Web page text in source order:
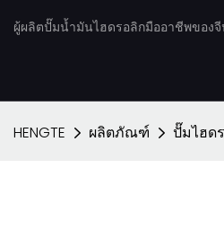
ผู้ผลิตปั๊มน้ำมันไฮดรอลิกมืออาชีพของ
HENGTE ผลิตภัณฑ์ ปั๊มไฮด